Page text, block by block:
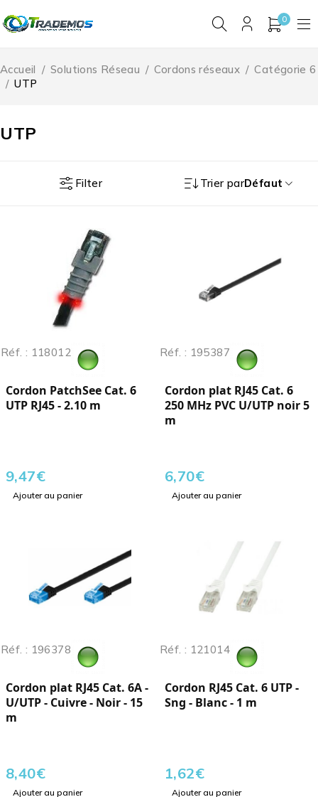
0
UTP
Accueil / Solutions Réseau / Cordons réseaux / Catégorie 6
/ UTP
Filter Trier parDéfaut
Réf. : 118012
Cordon PatchSee Cat. 6
UTP RJ45 - 2.10 m
9,47€
Ajouter au panier
Réf. : 195387
Cordon plat RJ45 Cat. 6
250 MHz PVC U/UTP noir 5
m
6,70€
Ajouter au panier
Réf. : 196378
Cordon plat RJ45 Cat. 6A -
U/UTP - Cuivre - Noir - 15
m
8,40€
Ajouter au panier
Réf. : 121014
Cordon RJ45 Cat. 6 UTP -
Sng - Blanc - 1 m
1,62€
Ajouter au panier